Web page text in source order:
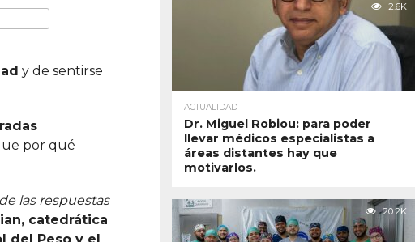
y de sentirse
por qué
las respuestas
catedrática
2.6K
ACTUALIDAD
Dr. Miguel Robiou: para poder
llevar médicos especialistas a
áreas distantes hay que
motivarlos.
20.2K